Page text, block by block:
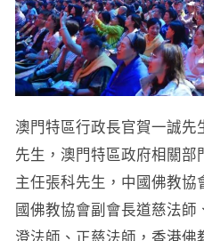
澳門特區行政長官賀一誠先
先生，澳門特區政府相關部
主任張科先生，中國佛教協
國佛教協會副會長道慈法
澄法師、正慈法師，香港佛